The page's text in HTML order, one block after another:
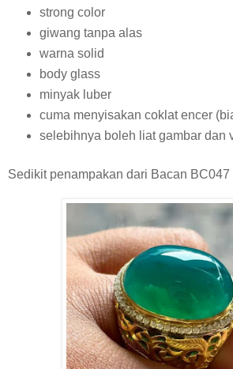
strong color
giwang tanpa alas
warna solid
body glass
minyak luber
cuma menyisakan coklat encer
selebihnya boleh liat gambar dan
Sedikit penampakan dari Bacan BC047